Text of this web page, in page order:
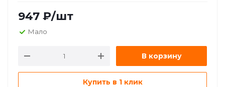
947 ₽/шт
Мало
В корзину
Купить в 1 клик